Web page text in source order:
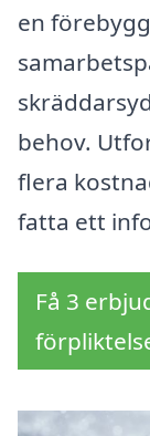
en
behov.
flera
fatta ett
Få 3